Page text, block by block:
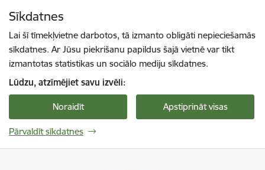
Sīkdatnes
Lai šī tīmekļvietne darbotos, tā izmanto obligāti nepieciešamās
sīkdatnes. Ar Jūsu piekrišanu papildus šajā vietnē var tikt
izmantotas statistikas un sociālo mediju sīkdatnes.
Lūdzu, atzīmējiet savu izvēli:
Noraidīt Apstiprināt visas
Pārvaldīt sīkdatnes